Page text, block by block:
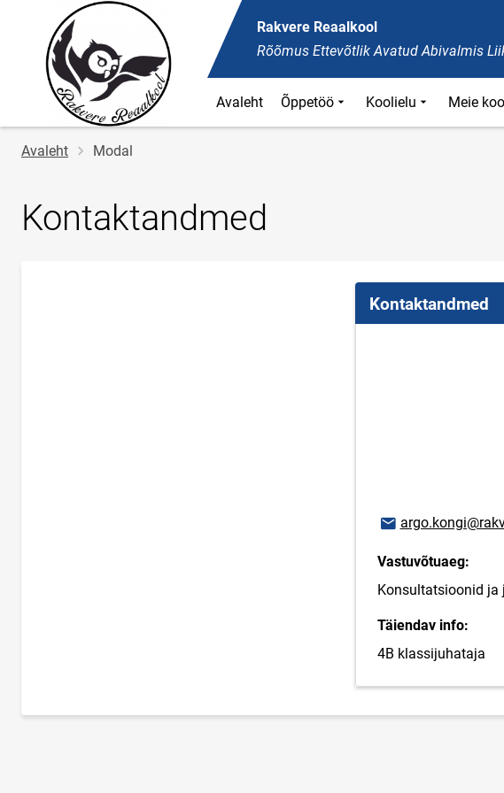
Rakvere Reaalkool
Rõõmus Ettevõtlik Avatud Abivalmis
Avaleht Õppetöö Koolielu Meie
Jälglink
Avaleht Modal
Kontaktandmed
Kontaktandmed
E-posti aadress
Vastuvõtuaeg:
Konsultatsioonid ja
Täiendav info:
4B klassijuhataja